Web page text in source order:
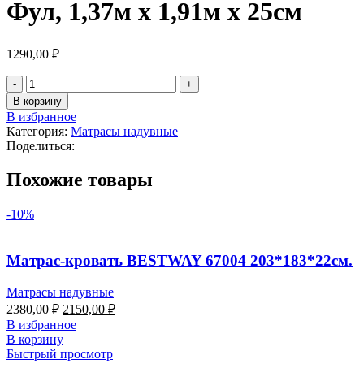
Фул, 1,37м x 1,91м x 25см
1290,00 ₽
В корзину
В избранное
Категория: Матрасы надувные
Поделиться:
Похожие товары
-10%
Матрас-кровать BESTWAY 67004 203*183*22см.
Матрасы надувные
2380,00₽ 2150,00 ₽
В избранное
В корзину
Быстрый просмотр